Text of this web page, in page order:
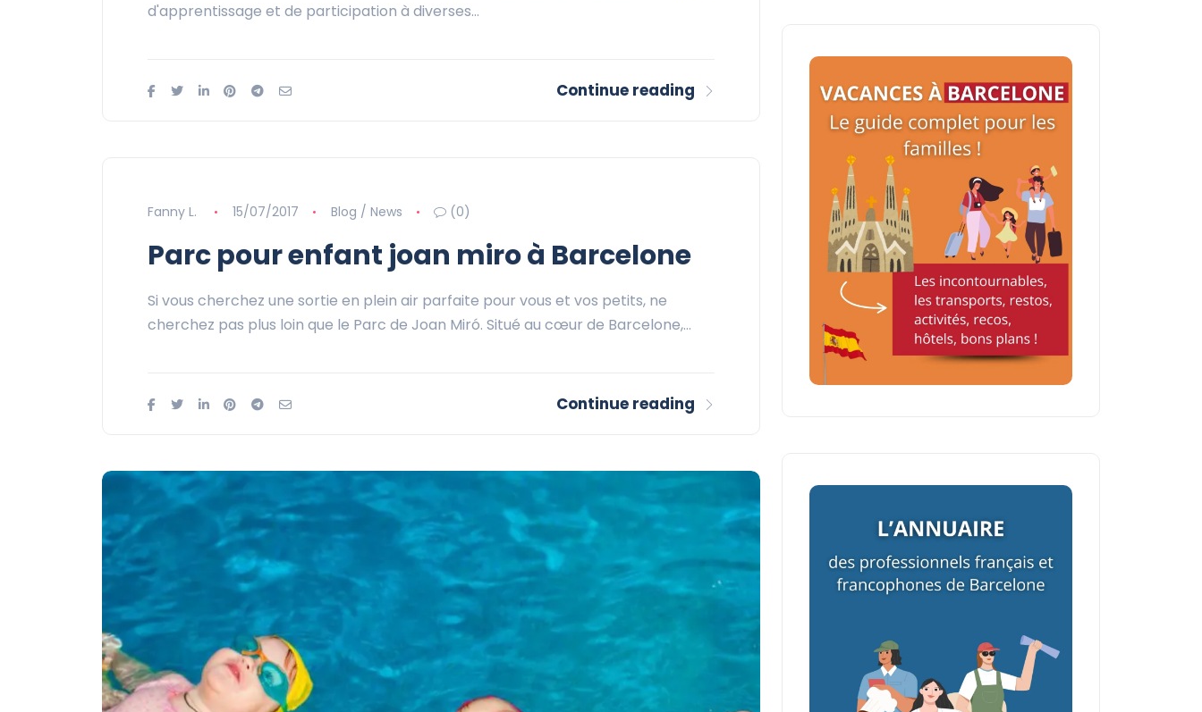
d'apprentissage et de participation à diverses…
Continue reading
Fanny L. 15/07/2017 Blog / News (0)
Parc pour enfant joan miro à Barcelone
Si vous cherchez une sortie en plein air parfaite pour vous et vos petits, ne
cherchez pas plus loin que le Parc de Joan Miró. Situé au cœur de Barcelone,…
Continue reading